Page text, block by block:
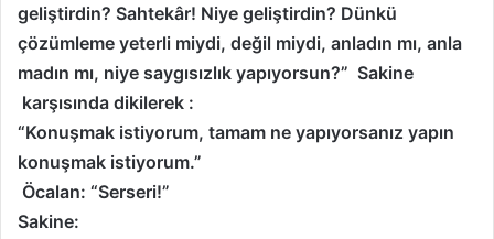
geliştirdin? Sahtekâr! Niye geliştirdin? Dünkü
çözümleme yeterli miydi, değil miydi, anladın mı, anla
madın mı, niye saygısızlık yapıyorsun?” Sakine
karşısında dikilerek :
“Konuşmak istiyorum, tamam ne yapıyorsanız yapın
konuşmak istiyorum.”
Öcalan: “Serseri!”
Sakine: